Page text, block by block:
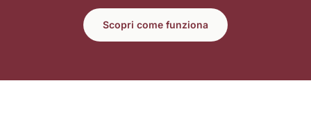
Scopri come funziona